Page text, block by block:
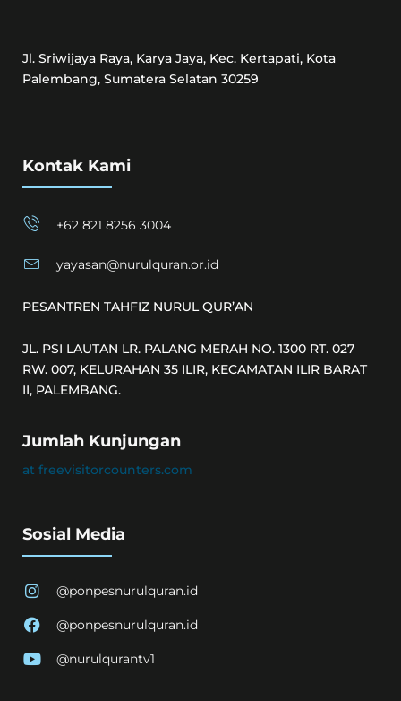
Jl. Sriwijaya Raya, Karya Jaya, Kec. Kertapati, Kota
Palembang, Sumatera Selatan 30259
Kontak Kami
+62 821 8256 3004
yayasan@nurulquran.or.id
PESANTREN TAHFIZ NURUL QUR’AN
JL. PSI LAUTAN LR. PALANG MERAH NO. 1300 RT. 027
RW. 007, KELURAHAN 35 ILIR, KECAMATAN ILIR BARAT
II, PALEMBANG.
Jumlah Kunjungan
at freevisitorcounters.com
Sosial Media
@ponpesnurulquran.id
@ponpesnurulquran.id
@nurulqurantv1